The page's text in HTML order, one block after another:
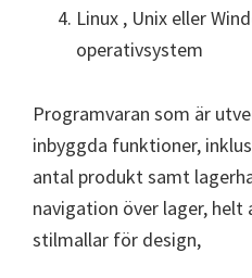
Linux , Unix eller
operativsystem
Programvaran som är
inbyggda funktioner,
antal produkt samt
navigation över lager, helt
stilmallar för design,